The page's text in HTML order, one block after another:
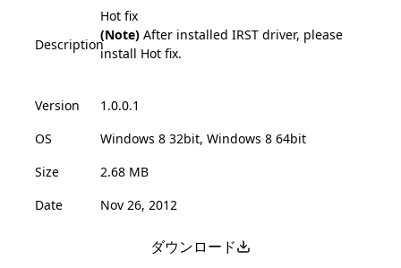
Description
Hot fix
(Note) After installed IRST driver, please
install Hot fix.
Version
1.0.0.1
OS
Windows 8 32bit, Windows 8 64bit
Size
2.68 MB
Date
Nov 26, 2012
ダウンロード